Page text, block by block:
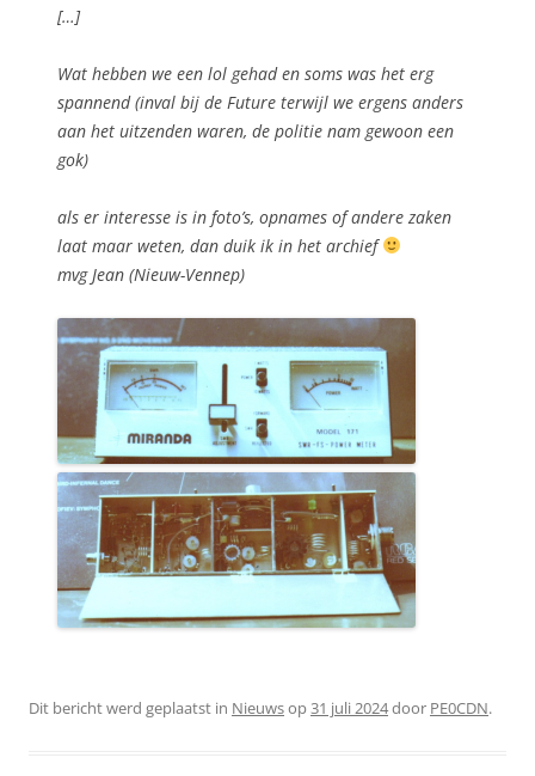
[…]
Wat hebben we een lol gehad en soms was het erg
spannend (inval bij de Future terwijl we ergens anders
aan het uitzenden waren, de politie nam gewoon een
gok)
als er interesse is in foto’s, opnames of andere zaken
laat maar weten, dan duik ik in het archief
mvg Jean (Nieuw-Vennep)
Dit bericht werd geplaatst in Nieuwsop31 juli 2024door PE0CDN.